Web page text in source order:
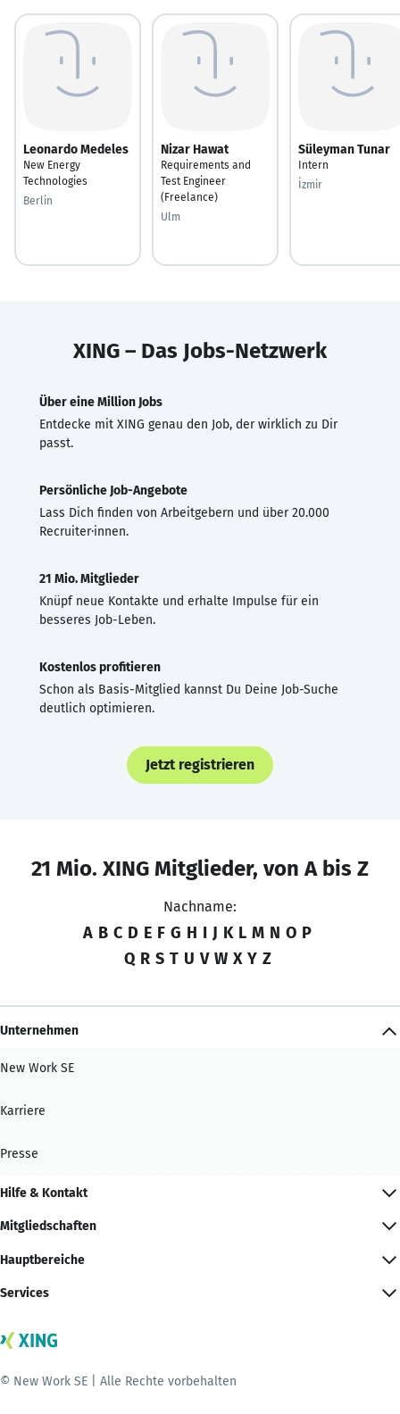
Leonardo Medeles
New Energy
Technologies
Berlin
Nizar Hawat
Requirements and
Test Engineer
(Freelance)
Ulm
Süleyman Tunar
Intern
İzmir
XING – Das Jobs-Netzwerk
Über eine Million Jobs
Entdecke mit XING genau den Job, der wirklich zu Dir
passt.
Persönliche Job-Angebote
Lass Dich finden von Arbeitgebern und über 20.000
Recruiter·innen.
21 Mio. Mitglieder
Knüpf neue Kontakte und erhalte Impulse für ein
besseres Job-Leben.
Kostenlos profitieren
Schon als Basis-Mitglied kannst Du Deine Job-Suche
deutlich optimieren.
Jetzt registrieren
21 Mio. XING Mitglieder, von A bis Z
Nachname:
A B C D E F G H I J K L M N O P
Q R S T U V W X Y Z
Unternehmen
New Work SE
Karriere
Presse
Hilfe & Kontakt
Mitgliedschaften
Hauptbereiche
Services
© New Work SE | Alle Rechte vorbehalten